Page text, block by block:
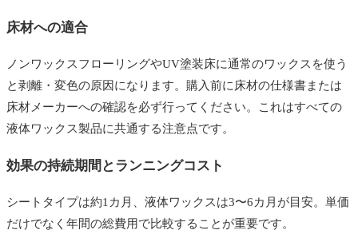
床材への適合
ノンワックスフローリングやUV塗装床に通常のワックスを使う
と剥離・変色の原因になります。購入前に床材の仕様書または
床材メーカーへの確認を必ず行ってください。これはすべての
液体ワックス製品に共通する注意点です。
効果の持続期間とランニングコスト
シートタイプは約1カ月、液体ワックスは3〜6カ月が目安。単価
だけでなく年間の総費用で比較することが重要です。